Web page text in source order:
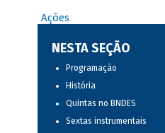
Ações
NESTA SEÇÃO
Programação
História
Quintas no BNDES
Sextas instrumentais